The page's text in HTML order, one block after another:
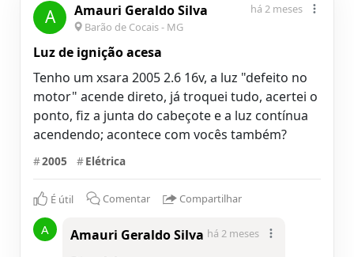
A Amauri Geraldo Silva
Barão de Cocais - MG
há 2 meses
Luz de ignição acesa
Tenho um xsara 2005 2.6 16v, a luz "defeito no
motor" acende direto, já troquei tudo, acertei o
ponto, fiz a junta do cabeçote e a luz contínua
acendendo; acontece com vocês também?
#2005 #Elétrica
É útil Comentar Compartilhar
A Amauri Geraldo Silva há 2 meses